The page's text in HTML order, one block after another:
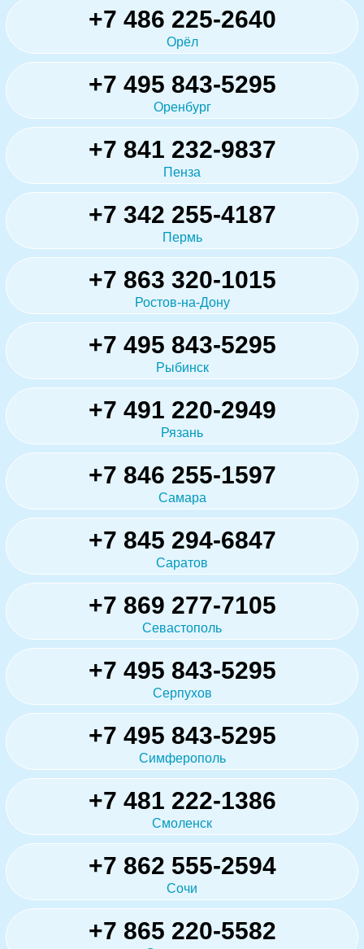
+7 486 225-2640
Орёл
+7 495 843-5295
Оренбург
+7 841 232-9837
Пенза
+7 342 255-4187
Пермь
+7 863 320-1015
Ростов-на-Дону
+7 495 843-5295
Рыбинск
+7 491 220-2949
Рязань
+7 846 255-1597
Самара
+7 845 294-6847
Саратов
+7 869 277-7105
Севастополь
+7 495 843-5295
Серпухов
+7 495 843-5295
Симферополь
+7 481 222-1386
Смоленск
+7 862 555-2594
Сочи
+7 865 220-5582